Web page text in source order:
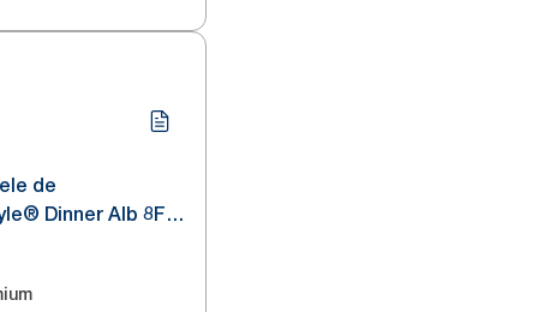
de
Dinner Alb 8F
industrial